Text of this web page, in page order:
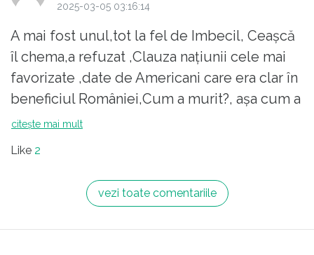
2025-03-05 03:16:14
A mai fost unul,tot la fel de Imbecil, Ceașcă
îl chema,a refuzat ,Clauza națiunii cele mai
favorizate ,date de Americani care era clar în
beneficiul României,Cum a murit?, așa cum a
meritat ,ca un câine, împușcat la gard .Aviz
citește mai mult
Like 2
vezi toate comentariile